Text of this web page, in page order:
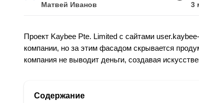
Матвей Иванов
3
Проект Kaybee Pte. Limited с сайтами
компании, но за этим фасадом скрывается
компания не выводит деньги, создавая
Содержание